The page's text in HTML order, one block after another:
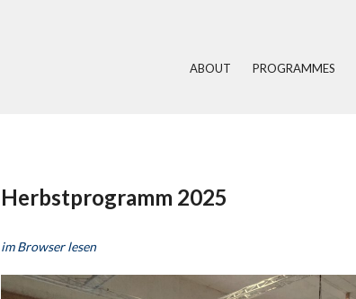
ABOUT PROGRAMMES
Herbstprogramm 2025
im Browser lesen